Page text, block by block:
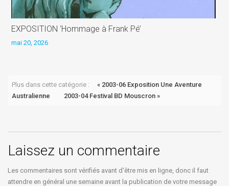
EXPOSITION ‘Hommage à Frank Pé’
mai 20, 2026
Plus dans cette catégorie :
« 2003-06 Exposition Une Aventure
Australienne
2003-04 Festival BD Mouscron »
Laissez un commentaire
Les commentaires sont vérifiés avant d'être mis en ligne, donc il faut
attendre en général une semaine avant la publication de votre message